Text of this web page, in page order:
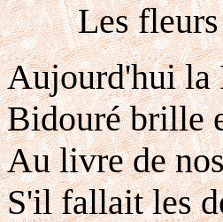
Les
Aujourd'hui la
Bidouré brille
Au livre de
S'il fallait les